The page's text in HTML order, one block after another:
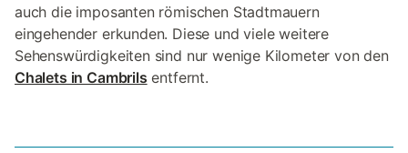
auch die imposanten römischen Stadtmauern
eingehender erkunden. Diese und viele weitere
Sehenswürdigkeiten sind nur wenige Kilometer von den
Chalets in Cambrils entfernt.